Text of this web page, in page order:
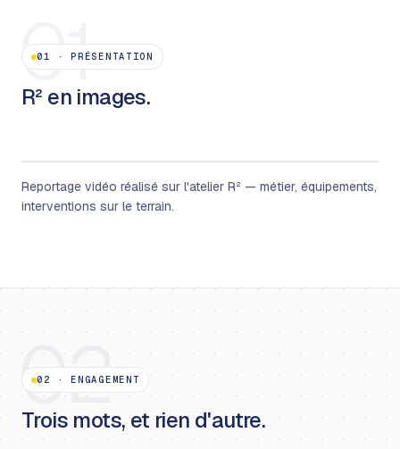
01
01 ·PRÉSENTATION
R² en images.
Reportage vidéo réalisé sur l'atelier R² — métier, équipements,
interventions sur le terrain.
02
02 ·ENGAGEMENT
Trois mots, et rien d'autre.